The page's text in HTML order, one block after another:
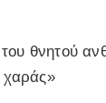
θνητού
χαράς»